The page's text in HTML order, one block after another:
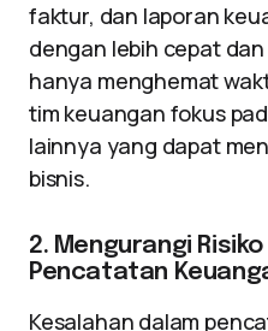
faktur, dan laporan
dengan lebih cepat
hanya menghemat
tim keuangan fokus
lainnya yang dapat
bisnis.
2. Mengurangi
Pencatatan
Kesalahan dalam